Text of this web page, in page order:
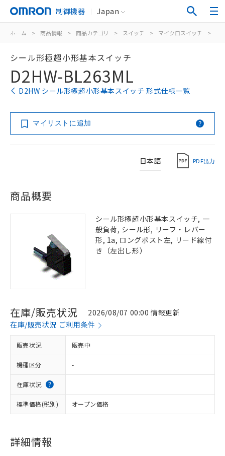
制御機器 Japan
ホーム > 商品情報 > 商品カテゴリ > スイッチ > マイクロスイッチ >
シール形極超小形基本スイッチ
D2HW-BL263ML
D2HW シール形極超小形基本スイッチ 形式仕様一覧
マイリストに追加
日本語 PDF出力
商品概要
シール形極超小形基本スイッチ, 一
般負荷, シール形, リーフ・レバー
形, 1a, ロングポスト左, リード線付
き（左出し形）
在庫/販売状況
2026/08/07 00:00 情報更新
在庫/販売状況 ご利用条件
販売状況 販売中
機種区分 -
在庫状況
標準価格(税別) オープン価格
詳細情報